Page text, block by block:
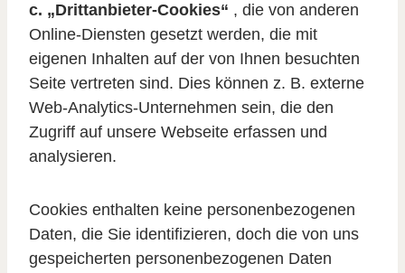
c. „Drittanbieter-Cookies“ , die von anderen
Online-Diensten gesetzt werden, die mit
eigenen Inhalten auf der von Ihnen besuchten
Seite vertreten sind. Dies können z. B. externe
Web-Analytics-Unternehmen sein, die den
Zugriff auf unsere Webseite erfassen und
analysieren.
Cookies enthalten keine personenbezogenen
Daten, die Sie identifizieren, doch die von uns
gespeicherten personenbezogenen Daten